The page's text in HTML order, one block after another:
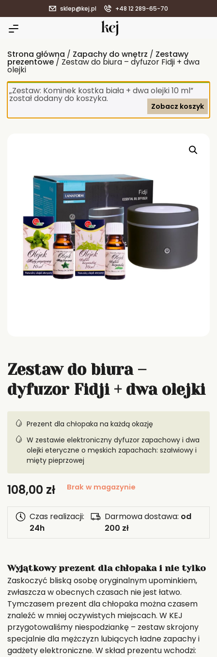
sklep@kej.pl +48 12 289-65-70
Strona główna / Zapachy do wnętrz / Zestawy
prezentowe / Zestaw do biura – dyfuzor Fidji + dwa
olejki
„Zestaw: Kominek kostka biała + dwa olejki 10 ml”
został dodany do koszyka.
Zobacz koszyk
Zestaw do biura –
dyfuzor Fidji + dwa olejki
Prezent dla chłopaka na każdą okazję
W zestawie elektroniczny dyfuzor zapachowy i dwa
olejki eteryczne o męskich zapachach: szałwiowy i
mięty pieprzowej
108,00 zł Brak w magazynie
Czas realizacji:
24h
Darmowa dostawa: od
200 zł
Wyjątkowy prezent dla chłopaka i nie tylko
Zaskoczyć bliską osobę oryginalnym upominkiem,
zwłaszcza w obecnych czasach nie jest łatwo.
Tymczasem prezent dla chłopaka można czasem
znaleźć w mniej oczywistych miejscach. W KEJ
przygotowaliśmy niespodziankę – zestaw skrojony
specjalnie dla mężczyzn lubiących ładne zapachy i
gadżety elektroniczne. W skład prezentu wchodzi: